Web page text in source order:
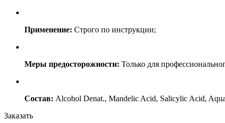
Применение: Строго по инструкции;
Меры предосторожности: Только для
Состав: Alcohol Denat., Mandelic Acid, Salicylic Acid,
Заказать